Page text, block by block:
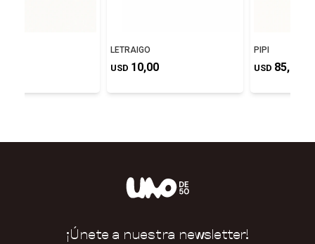
LETRAIGO
USD 10,00
PIPI
USD 85,00
¡Únete a nuestra newsletter!